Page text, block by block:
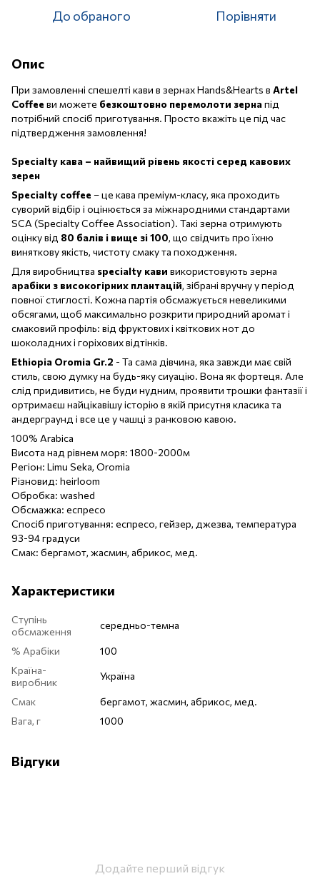
До обраного Порівняти
Опис
При замовленні спешелті кави в зернах Hands&Hearts в Artel
Coffee ви можете безкоштовно перемолоти зернапід
потрібний спосіб приготування. Просто вкажіть це під час
підтвердження замовлення!
Specialty кава – найвищий рівень якості серед кавових
зерен
Specialty coffee – це кава преміум-класу, яка проходить
суворий відбір і оцінюється за міжнародними стандартами
SCA (Specialty Coffee Association). Такі зерна отримують
оцінку від 80 балів і вище зі 100, що свідчить про їхню
виняткову якість, чистоту смаку та походження.
Для виробництва specialty кави використовують зерна
арабіки з високогірних плантацій, зібрані вручну у період
повної стиглості. Кожна партія обсмажується невеликими
обсягами, щоб максимально розкрити природний аромат і
смаковий профіль: від фруктових і квіткових нот до
шоколадних і горіхових відтінків.
Ethiopia Oromia Gr.2 - Та сама дівчина, яка завжди має свій
стиль, свою думку на будь-яку сиуацію. Вона як фортеця. Але
слід придивитись, не буди нудним, проявити трошки фантазії і
ортримаєш найцікавішу історію в якій присутня класика та
андерграунд і все це у чашці з ранковою кавою.
100% Arabica
Висота над рівнем моря: 1800-2000м
Регіон: Limu Seka, Oromia
Різновид: heirloom
Обробка: washed
Обсмажка: еспресо
Спосіб приготування: еспресо, гейзер, джезва, температура
93-94 градуси
Смак: бергамот, жасмин, абрикос, мед.
Характеристики
Ступінь
обсмаження
середньо-темна
% Арабіки
100
Країна-
виробник
Україна
Смак
бергамот, жасмин, абрикос, мед.
Вага, г
1000
Відгуки
Додайте перший відгук